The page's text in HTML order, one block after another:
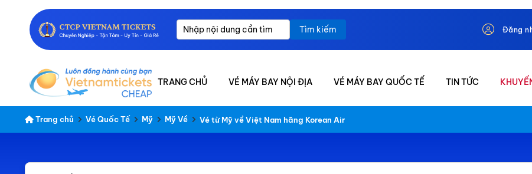
Tìm kiếm Đăng
TRANG CHỦ VÉ MÁY BAY NỘI ĐỊA VÉ MÁY BAY QUỐC TẾ TIN TỨC
Trang chủ Vé Quốc Tế Mỹ Mỹ Về Vé từ Mỹ về Việt Nam hãng Korean Air